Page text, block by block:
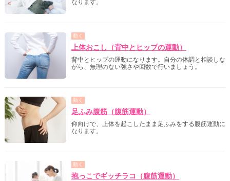
なります。
動く
上体おこし（背中とヒップの運動）
背中とヒップの運動になります。自分の体調と相談しな
がら、無理のない強さや回数で行いましょう。
動く
足ふみ腹筋（腹筋運動）
仰向けで、上体を起こしたまま足ふみをする腹筋運動に
なります。
動く
抱っこでギッチラコ（腹筋運動）